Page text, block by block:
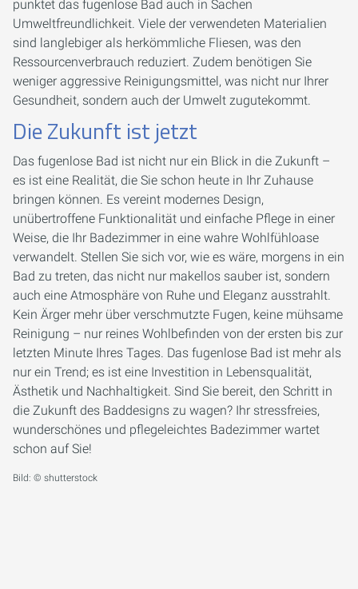
punktet das fugenlose Bad auch in Sachen
Umweltfreundlichkeit. Viele der verwendeten Materialien
sind langlebiger als herkömmliche Fliesen, was den
Ressourcenverbrauch reduziert. Zudem benötigen Sie
weniger aggressive Reinigungsmittel, was nicht nur Ihrer
Gesundheit, sondern auch der Umwelt zugutekommt.
Die Zukunft ist jetzt
Das fugenlose Bad ist nicht nur ein Blick in die Zukunft –
es ist eine Realität, die Sie schon heute in Ihr Zuhause
bringen können. Es vereint modernes Design,
unübertroffene Funktionalität und einfache Pflege in einer
Weise, die Ihr Badezimmer in eine wahre Wohlfühloase
verwandelt. Stellen Sie sich vor, wie es wäre, morgens in ein
Bad zu treten, das nicht nur makellos sauber ist, sondern
auch eine Atmosphäre von Ruhe und Eleganz ausstrahlt.
Kein Ärger mehr über verschmutzte Fugen, keine mühsame
Reinigung – nur reines Wohlbefinden von der ersten bis zur
letzten Minute Ihres Tages. Das fugenlose Bad ist mehr als
nur ein Trend; es ist eine Investition in Lebensqualität,
Ästhetik und Nachhaltigkeit. Sind Sie bereit, den Schritt in
die Zukunft des Baddesigns zu wagen? Ihr stressfreies,
wunderschönes und pflegeleichtes Badezimmer wartet
schon auf Sie!
Bild: © shutterstock